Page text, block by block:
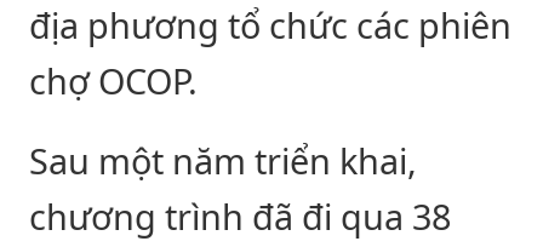
địa phương tổ chức các phiên
chợ OCOP.
Sau một năm triển khai,
chương trình đã đi qua 38